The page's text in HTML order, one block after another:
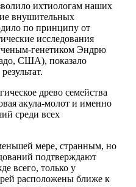
ихтиологам наших
внушительных
по принципу от
исследования
генетиком Эндрю
США), показало
древо семейства
акула-молот и именно
среди всех
мере, странным, но
подтверждают
всего, только у
расположены ближе к